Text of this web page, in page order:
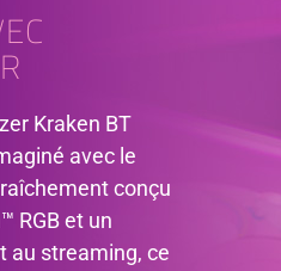
Kraken BT
avec le
conçu
RGB et un
au streaming, ce